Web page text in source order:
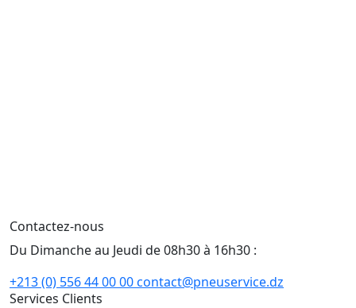
Contactez-nous
Du Dimanche au Jeudi de 08h30 à 16h30 :
+213 (0) 556 44 00 00contact@pneuservice.dz
Services Clients